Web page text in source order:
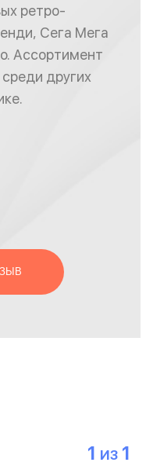
ретро-
Сега Мега
Ассортимент
других
1 ИЗ 1